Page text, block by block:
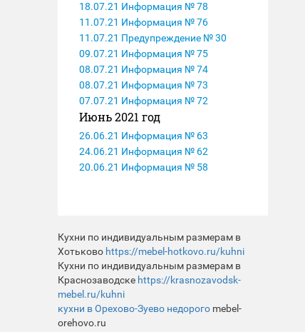
18.07.21 Информация № 78
11.07.21 Информация № 76
11.07.21 Предупреждение № 30
09.07.21 Информация № 75
08.07.21 Информация № 74
08.07.21 Информация № 73
07.07.21 Информация № 72
Июнь 2021 год
26.06.21 Информация № 63
24.06.21 Информация № 62
20.06.21 Информация № 58
Кухни по индивидуальным размерам в
Хотьково https://mebel-hotkovo.ru/kuhni
Кухни по индивидуальным размерам в
Краснозаводске https://krasnozavodsk-
mebel.ru/kuhni
кухни в Орехово-Зуево недорого mebel-
orehovo.ru